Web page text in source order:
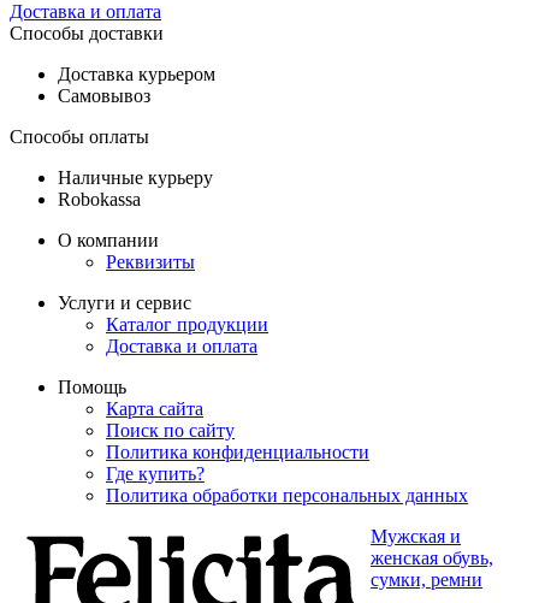
Доставка и оплата
Способы доставки
Доставка курьером
Самовывоз
Способы оплаты
Наличные курьеру
Robokassa
О компании
Реквизиты
Услуги и сервис
Каталог продукции
Доставка и оплата
Помощь
Карта сайта
Поиск по сайту
Политика конфиденциальности
Где купить?
Политика обработки персональных данных
Мужская и
женская обувь,
сумки, ремни